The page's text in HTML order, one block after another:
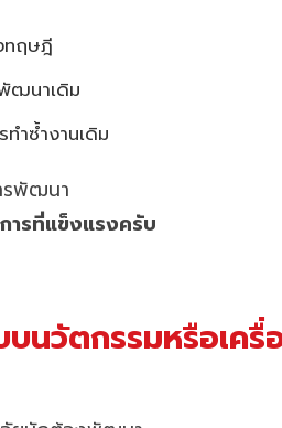
ทฤษฎี
ฒนาเดิม
ทำซ้ำงานเดิม
รพัฒนา
ารที่แข็งแรงครับ
นวัตกรรมหรือเครื่